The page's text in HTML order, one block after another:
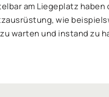
am Liegeplatz
wie
warten und instand zu